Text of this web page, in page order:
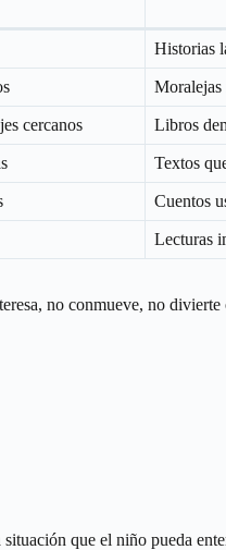
Historias
Moralejas
cercanos Libros
Textos
Cuentos
Lecturas
no conmueve, no
que el niño pueda